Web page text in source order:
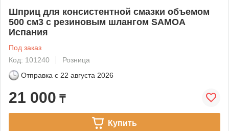
Шприц для консистентной смазки объемом
500 см3 c резиновым шлангом SAMOA
Испания
Под заказ
Код: 101240
Розница
Отправка с 22 августа 2026
21 000 ₸
Купить